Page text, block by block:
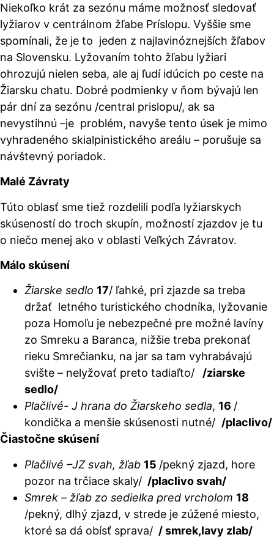
Niekoľko krát za sezónu máme možnosť sledovať
lyžiarov v centrálnom žľabe Príslopu. Vyššie sme
spomínali, že je to jeden z najlavinóznejších žľabov
na Slovensku. Lyžovaním tohto žľabu lyžiari
ohrozujú nielen seba, ale aj ľudí idúcich po ceste na
Žiarsku chatu. Dobré podmienky v ňom bývajú len
pár dní za sezónu /central prislopu/, ak sa
nevystihnú –je problém, navyše tento úsek je mimo
vyhradeného skialpinistického areálu – porušuje sa
návštevný poriadok.
Malé Závraty
Túto oblasť sme tiež rozdelili podľa lyžiarskych
skúseností do troch skupín, možností zjazdov je tu
o niečo menej ako v oblasti Veľkých Závratov.
Málo skúsení
Žiarske sedlo 17/ ľahké, pri zjazde sa treba
držať letného turistického chodníka, lyžovanie
poza Homoľu je nebezpečné pre možné lavíny
zo Smreku a Baranca, nižšie treba prekonať
rieku Smrečianku, na jar sa tam vyhrabávajú
svište – nelyžovať preto tadiaľto/
/ziarske
sedlo/
Plačlivé- J hrana do Žiarskeho sedla, 16 /
kondička a menšie skúsenosti nutné/ /placlivo/
Čiastočne skúsení
Plačlivé –JZ svah, žľab 15 /pekný zjazd, hore
pozor na trčiace skaly/ /placlivo svah/
Smrek – žľab zo sedielka pred vrcholom 18
/pekný, dlhý zjazd, v strede je zúžené miesto,
ktoré sa dá obísť sprava/ / smrek,lavy zlab/